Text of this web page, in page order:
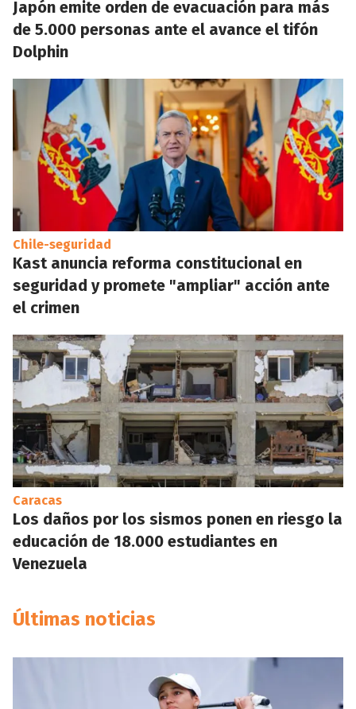
Japón emite orden de evacuación para más
de 5.000 personas ante el avance el tifón
Dolphin
Chile-seguridad
Kast anuncia reforma constitucional en
seguridad y promete "ampliar" acción ante
el crimen
Caracas
Los daños por los sismos ponen en riesgo la
educación de 18.000 estudiantes en
Venezuela
Últimas noticias